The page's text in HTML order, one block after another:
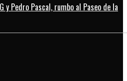
y Pedro Pascal, rumbo al Paseo de la